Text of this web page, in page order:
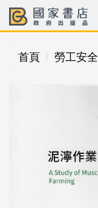
首頁 勞工安全